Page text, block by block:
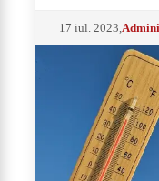
17 iul. 2023